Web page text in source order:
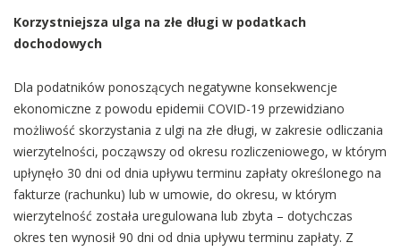
Korzystniejsza ulga na złe długi w podatkach
dochodowych
Dla podatników ponoszących negatywne konsekwencje
ekonomiczne z powodu epidemii COVID-19 przewidziano
możliwość skorzystania z ulgi na złe długi, w zakresie odliczania
wierzytelności, począwszy od okresu rozliczeniowego, w którym
upłynęło 30 dni od dnia upływu terminu zapłaty określonego na
fakturze (rachunku) lub w umowie, do okresu, w którym
wierzytelność została uregulowana lub zbyta – dotychczas
okres ten wynosił 90 dni od dnia upływu terminu zapłaty. Z